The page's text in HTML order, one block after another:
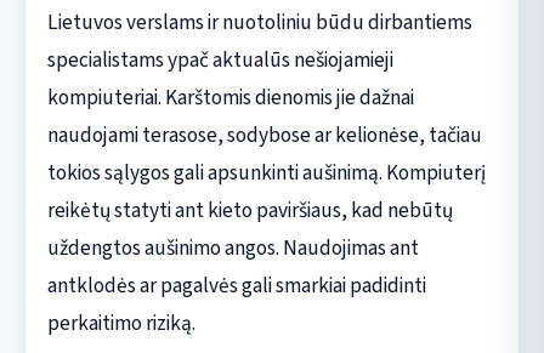
Lietuvos verslams ir nuotoliniu būdu dirbantiems
specialistams ypač aktualūs nešiojamieji
kompiuteriai. Karštomis dienomis jie dažnai
naudojami terasose, sodybose ar kelionėse, tačiau
tokios sąlygos gali apsunkinti aušinimą. Kompiuterį
reikėtų statyti ant kieto paviršiaus, kad nebūtų
uždengtos aušinimo angos. Naudojimas ant
antklodės ar pagalvės gali smarkiai padidinti
perkaitimo riziką.